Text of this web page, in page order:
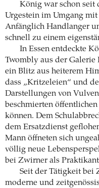
König war schon seit
Urgestein im Umgang
Anfänglich Handlanger
schnell zu einem
In Essen entdeckte
Twombly aus der
ein Blitz aus heiterem
dass „Kritzeleien“ und
Darstellungen von
beschmierten
können. Dem
dem Ersatzdienst
Mann öffneten sich
völlig neue
bei Zwirner als
Seit der Tätigkeit bei
moderne und